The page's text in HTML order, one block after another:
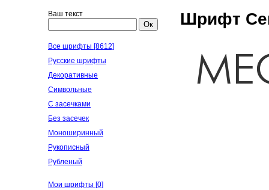
Ваш текст
Ок
Все шрифты [8612]
Русские шрифты
Декоративные
Символьные
С засечками
Без засечек
Моноширинный
Рукописный
Рубленый
Мои шрифты [0]
Шрифт